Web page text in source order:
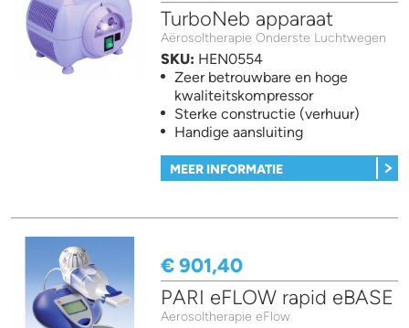
TurboNeb apparaat
Aërosoltherapie Onderste Luchtwegen
SKU: HEN0554
Zeer betrouwbare en hoge
kwaliteitskompressor
Sterke constructie (verhuur)
Handige aansluiting
MEER INFORMATIE
€ 901,40
PARI eFLOW rapid eBASE
Aerosoltherapie eFlow